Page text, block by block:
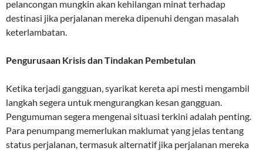
pelancongan mungkin akan kehilangan minat terhadap
destinasi jika perjalanan mereka dipenuhi dengan masalah
keterlambatan.
Pengurusaan Krisis dan Tindakan Pembetulan
Ketika terjadi gangguan, syarikat kereta api mesti mengambil
langkah segera untuk mengurangkan kesan gangguan.
Pengumuman segera mengenai situasi terkini adalah penting.
Para penumpang memerlukan maklumat yang jelas tentang
status perjalanan, termasuk alternatif jika perjalanan mereka